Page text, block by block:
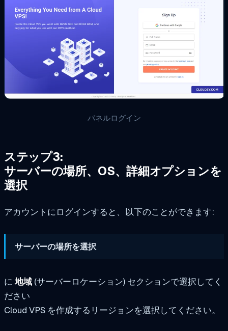
パネルログイン
ステップ3:
サーバーの場所、OS、詳細オプションを
選択
アカウントにログインすると、以下のことができます:
サーバーの場所を選択
に 地域 (サーバーロケーション) セクションで選択してく
ださい
Cloud VPS を作成するリージョンを選択してください。